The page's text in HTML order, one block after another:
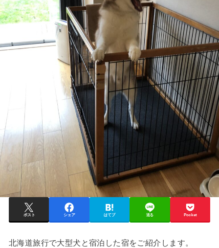
ポスト シェア はてブ 送る Pocket
北海道旅行で大型犬と宿泊した宿をご紹介します。